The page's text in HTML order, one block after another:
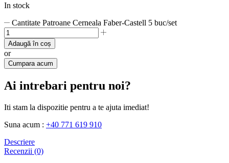
In stock
Cantitate Patroane Cerneala Faber-Castell 5 buc/set
Adaugă în coș
or
Cumpara acum
Ai intrebari pentru noi?
Iti stam la dispozitie pentru a te ajuta imediat!
Suna acum : +40 771 619 910
Descriere
Recenzii (0)